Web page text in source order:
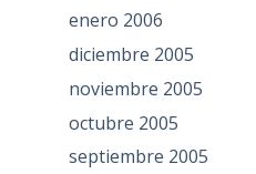
enero 2006
diciembre 2005
noviembre 2005
octubre 2005
septiembre 2005